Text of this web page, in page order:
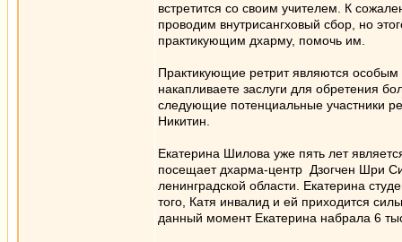
встретится со своим учителем. К
проводим внутрисангховый сбор, но
практикующим дхарму, помочь им.
Практикующие ретрит являются
накапливаете заслуги для обретения
следующие потенциальные участники
Никитин.
Екатерина Шилова уже пять лет
посещает дхарма-центр Дзогчен Шри
ленинградской области. Екатерина
того, Катя инвалид и ей приходится
данный момент Екатерина набрала 6